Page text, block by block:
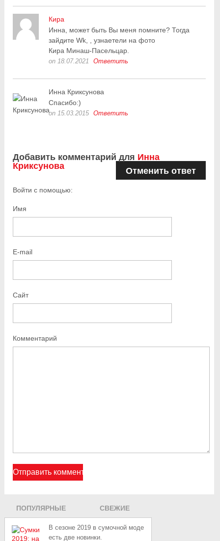
Кира
Инна, может быть Вы меня помните? Тогда
зайдите Wk, , узнаетели на фото
Кира Минаш-Пасельцар.
on 18.07.2021 Ответить
Инна Криксунова
Спасибо:)
on 15.03.2015 Ответить
Добавить комментарий для Инна
Криксунова Отменить ответ
Войти с помощью:
Имя
E-mail
Сайт
Комментарий
ПОПУЛЯРНЫЕ
ЗАПИСИ
СВЕЖИЕ
В сезоне 2019 в сумочной моде
есть две новинки.